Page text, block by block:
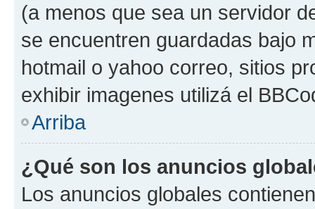
(a menos que sea un servidor
se encuentren guardadas bajo
hotmail o yahoo correo, sitios
exhibir imagenes utilizá el
Arriba
¿Qué son los anuncios
Los anuncios globales